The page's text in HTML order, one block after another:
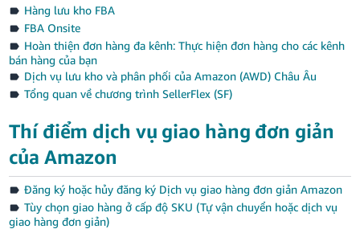
Hàng lưu kho FBA
FBA Onsite
Hoàn thiện đơn hàng đa kênh: Thực hiện đơn hàng cho các kênh
bán hàng của bạn
Dịch vụ lưu kho và phân phối của Amazon (AWD) Châu Âu
Tổng quan về chương trình SellerFlex (SF)
Thí điểm dịch vụ giao hàng đơn giản
của Amazon
Đăng ký hoặc hủy đăng ký Dịch vụ giao hàng đơn giản Amazon
Tùy chọn giao hàng ở cấp độ SKU (Tự vận chuyển hoặc dịch vụ
giao hàng đơn giản)